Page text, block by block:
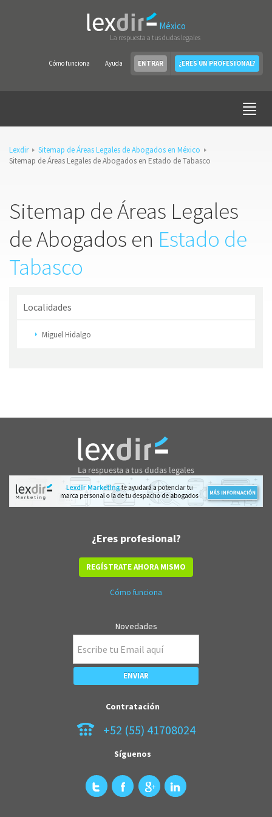
México
La respuesta a tus dudas legales
Cómo funciona Ayuda ENTRAR ¿ERES UN PROFESIONAL?
Lexdir
Sitemap de Áreas Legales de Abogados en México
Sitemap de Áreas Legales de Abogados en Estado de Tabasco
Sitemap de Áreas Legales
de Abogados en Estado de
Tabasco
Localidades
Miguel Hidalgo
¿Eres profesional?
REGÍSTRATE AHORA MISMO
Cómo funciona
Novedades
Contratación
+52 (55) 41708024
Síguenos